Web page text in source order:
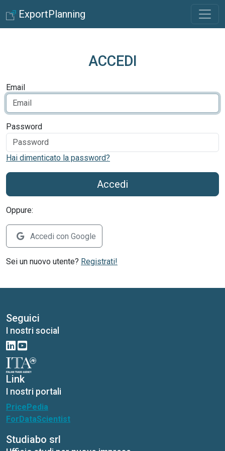
ExportPlanning
ACCEDI
Email
Password
Hai dimenticato la password?
Accedi
Oppure:
Accedi con Google
Sei un nuovo utente? Registrati!
Seguici
I nostri social
Link
I nostri portali
PricePedia
ForDataScientist
Studiabo srl